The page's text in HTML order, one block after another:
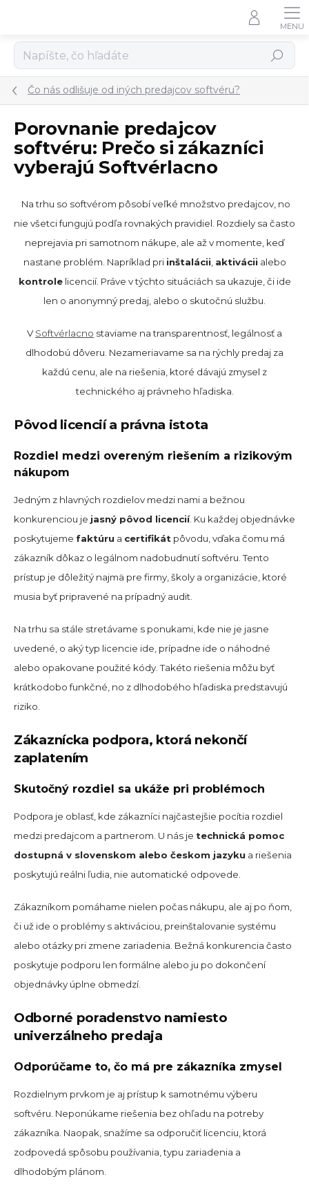
Hľadať
Čo nás odlišuje od iných predajcov softvéru?
Porovnanie predajcov
softvéru: Prečo si zákazníci
vyberajú Softvérlacno
Na trhu so softvérom pôsobí veľké množstvo predajcov, no
nie všetci fungujú podľa rovnakých pravidiel. Rozdiely sa často
neprejavia pri samotnom nákupe, ale až v momente, keď
nastane problém. Napríklad pri inštalácii, aktiváciialebo
kontrolelicencií. Práve v týchto situáciách sa ukazuje, či ide
len o anonymný predaj, alebo o skutočnú službu.
V Softvérlacno staviame na transparentnosť, legálnosť a
dlhodobú dôveru. Nezameriavame sa na rýchly predaj za
každú cenu, ale na riešenia, ktoré dávajú zmysel z
technického aj právneho hľadiska.
Pôvod licencií a právna istota
Rozdiel medzi overeným riešením a rizikovým
nákupom
Jedným z hlavných rozdielov medzi nami a bežnou
konkurenciou je jasný pôvod licencií. Ku každej objednávke
poskytujeme faktúru a certifikát pôvodu, vďaka čomu má
zákazník dôkaz o legálnom nadobudnutí softvéru. Tento
prístup je dôležitý najmä pre firmy, školy a organizácie, ktoré
musia byť pripravené na prípadný audit.
Na trhu sa stále stretávame s ponukami, kde nie je jasne
uvedené, o aký typ licencie ide, prípadne ide o náhodné
alebo opakovane použité kódy. Takéto riešenia môžu byť
krátkodobo funkčné, no z dlhodobého hľadiska predstavujú
riziko.
Zákaznícka podpora, ktorá nekončí
zaplatením
Skutočný rozdiel sa ukáže pri problémoch
Podpora je oblasť, kde zákazníci najčastejšie pocítia rozdiel
medzi predajcom a partnerom. U nás je technická pomoc
dostupná v slovenskom alebo českom jazyku a riešenia
poskytujú reálni ľudia, nie automatické odpovede.
Zákazníkom pomáhame nielen počas nákupu, ale aj po ňom,
či už ide o problémy s aktiváciou, preinštalovanie systému
alebo otázky pri zmene zariadenia. Bežná konkurencia často
poskytuje podporu len formálne alebo ju po dokončení
objednávky úplne obmedzí.
Odborné poradenstvo namiesto
univerzálneho predaja
Odporúčame to, čo má pre zákazníka zmysel
Rozdielnym prvkom je aj prístup k samotnému výberu
softvéru. Neponúkame riešenia bez ohľadu na potreby
zákazníka. Naopak, snažíme sa odporučiť licenciu, ktorá
zodpovedá spôsobu používania, typu zariadenia a
dlhodobým plánom.